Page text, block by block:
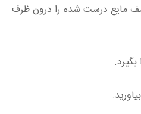
مایع درست شده را درون ظرف